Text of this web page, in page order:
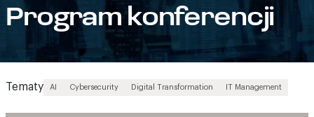
Cybersecurity IT Management